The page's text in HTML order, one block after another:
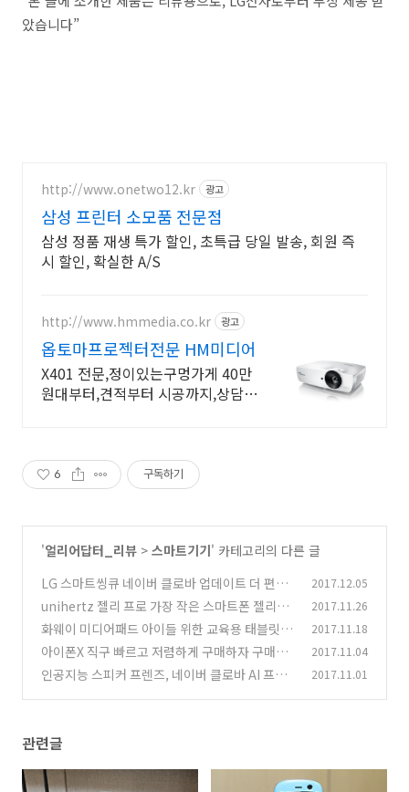
았습니다”
http://www.onetwo12.kr 광고
삼성 프린터 소모품 전문점
삼성 정품 재생 특가 할인, 초특급 당일 발송, 회원 즉
시 할인, 확실한 A/S
http://www.hmmedia.co.kr 광고
옵토마프로젝터전문 HM미디어
X401 전문,정이있는구멍가게 40만
원대부터,견적부터 시공까지,상담환
6 구독하기
'얼리어답터_리뷰 > 스마트기기' 카테고리의 다른 글
LG 스마트씽큐 네이버 클로바 업데이트 더 편리
해진 기능
(2)
2017.12.05
unihertz 젤리 프로 가장 작은 스마트폰 젤리프
로 사용기
(12)
2017.11.26
화웨이 미디어패드 아이들 위한 교육용 태블릿 키
즈탭
(0)
2017.11.18
아이폰X 직구 빠르고 저렴하게 구매하자 구매기
(1)
2017.11.04
인공지능 스피커 프렌즈, 네이버 클로바 AI 프렌
2017.11.01
관련글